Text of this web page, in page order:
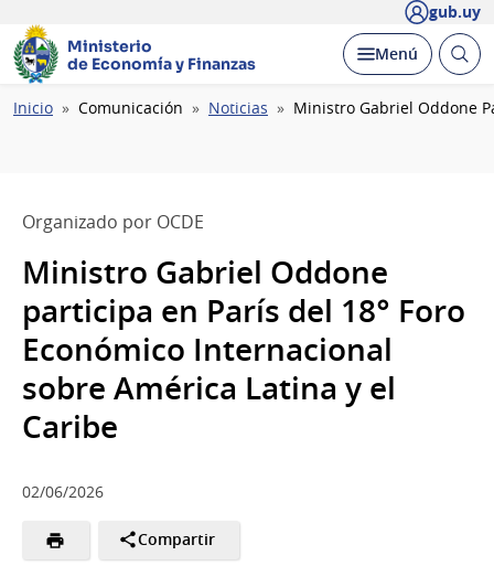
gub.uy
Ministerio
de Economía y Finanzas
Desplegar
Menú Abrir
Ruta
Inicio Comunicación Noticias Ministro Gabriel Oddone
Organizado por OCDE
Ministro Gabriel Oddone
participa en París del 18° Foro
Económico Internacional
sobre América Latina y el
Caribe
02/06/2026
Compartir